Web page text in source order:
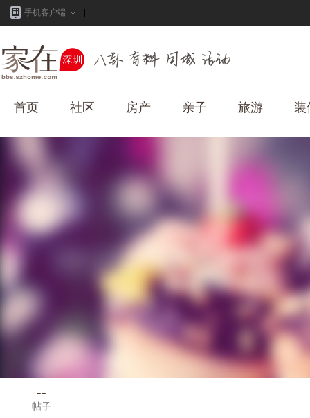
手机客户端
首页 社区 房产 亲子 旅游 装
--
帖子